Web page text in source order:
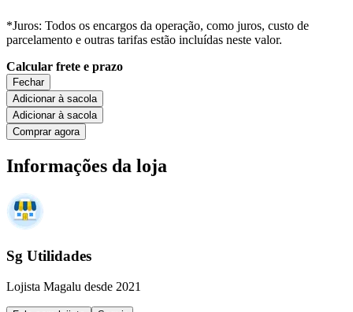
*Juros: Todos os encargos da operação, como juros, custo de
parcelamento e outras tarifas estão incluídas neste valor.
Calcular frete e prazo
Fechar
Adicionar à sacola
Adicionar à sacola
Comprar agora
Informações da loja
Sg Utilidades
Lojista Magalu desde 2021